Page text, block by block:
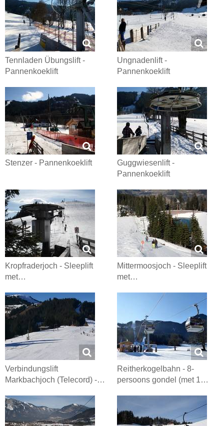
Tennladen Übungslift -
Pannenkoeklift
Ungnadenlift -
Pannenkoeklift
Stenzer - Pannenkoeklift
Guggwiesenlift -
Pannenkoeklift
Kropfraderjoch - Sleeplift
met…
Mittermoosjoch - Sleeplift
met…
Verbindungslift
Markbachjoch (Telecord) -…
Reitherkogelbahn - 8-
persoons gondel (met 1…